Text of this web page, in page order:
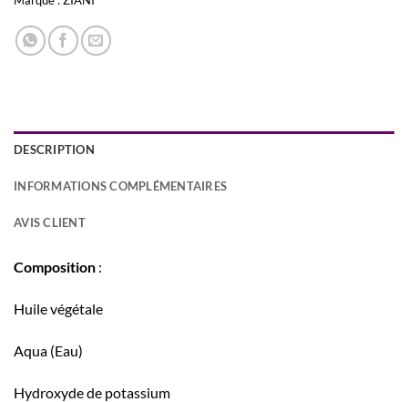
DESCRIPTION
INFORMATIONS COMPLÉMENTAIRES
AVIS CLIENT
Composition :
Huile végétale
Aqua (Eau)
Hydroxyde de potassium